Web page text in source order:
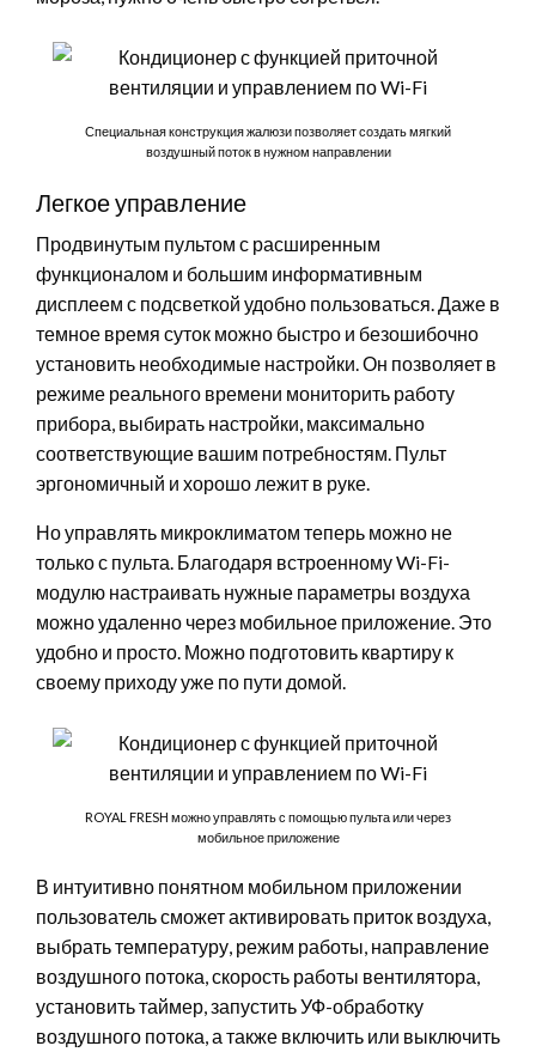
Специальная конструкция жалюзи позволяет создать мягкий
воздушный поток в нужном направлении
Легкое управление
Продвинутым пультом с расширенным
функционалом и большим информативным
дисплеем с подсветкой удобно пользоваться. Даже в
темное время суток можно быстро и безошибочно
установить необходимые настройки. Он позволяет в
режиме реального времени мониторить работу
прибора, выбирать настройки, максимально
соответствующие вашим потребностям. Пульт
эргономичный и хорошо лежит в руке.
Но управлять микроклиматом теперь можно не
только с пульта. Благодаря встроенному Wi-Fi-
модулю настраивать нужные параметры воздуха
можно удаленно через мобильное приложение. Это
удобно и просто. Можно подготовить квартиру к
своему приходу уже по пути домой.
ROYAL FRESH можно управлять с помощью пульта или через
мобильное приложение
В интуитивно понятном мобильном приложении
пользователь сможет активировать приток воздуха,
выбрать температуру, режим работы, направление
воздушного потока, скорость работы вентилятора,
установить таймер, запустить УФ-обработку
воздушного потока, а также включить или выключить